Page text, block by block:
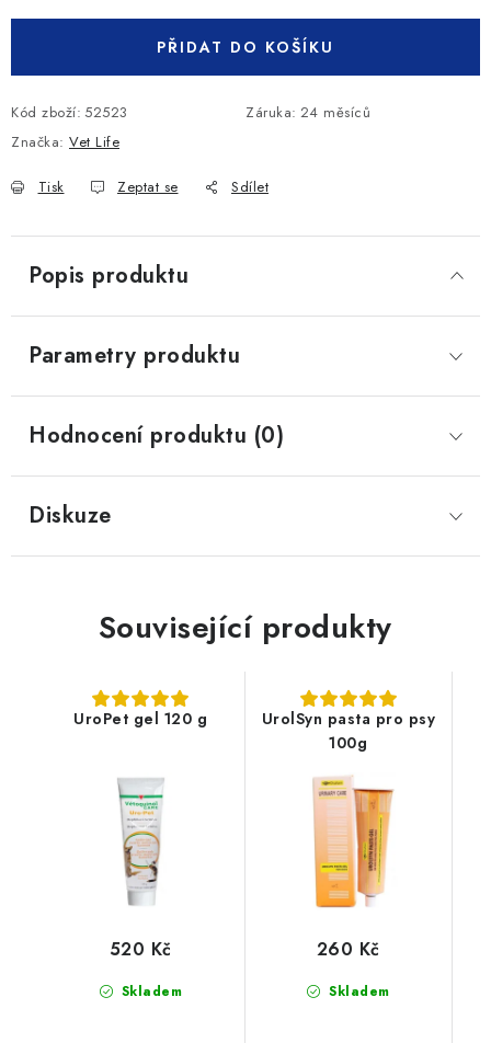
PŘIDAT DO KOŠÍKU
Kód zboží: 52523 Záruka: 24 měsíců
Značka: Vet Life
Tisk Zeptat se Sdílet
Popis produktu
Parametry produktu
Hodnocení produktu (0)
Diskuze
Související produkty
UroPet gel 120 g
Skladem
520 Kč
UrolSyn pasta pro psy
100g
Skladem
260 Kč